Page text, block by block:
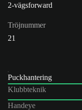
2-vägsforward
Tröjnummer
21
Puckhantering
Klubbteknik
Handeye